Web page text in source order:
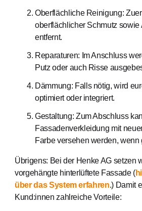
Oberflächliche Reinigung:
oberflächlicher Schmutz sowie
entfernt.
Reparaturen: Im Anschluss
Putz oder auch Risse
Dämmung: Falls nötig, wird
optimiert oder integriert.
Gestaltung: Zum Abschluss
Fassadenverkleidung mit
Farbe versehen werden, wenn
Übrigens: Bei der Henke AG setzen
vorgehängte hinterlüftete Fassade (
über das System erfahren.)Damit
Kund:innen zahlreiche Vorteile: